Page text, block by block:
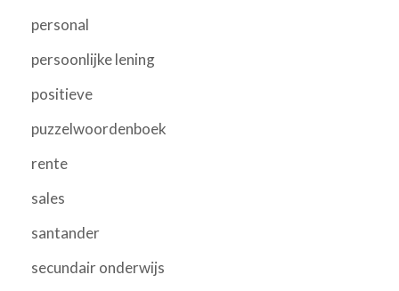
personal
persoonlijke lening
positieve
puzzelwoordenboek
rente
sales
santander
secundair onderwijs